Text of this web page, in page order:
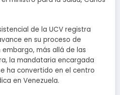
de la UCV registra
en su proceso de
más allá de las
la mandataria encargada
ha convertido en el centro
en Venezuela.